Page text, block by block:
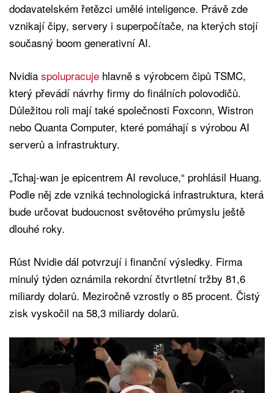
dodavatelském řetězci umělé inteligence. Právě zde
vznikají čipy, servery i superpočítače, na kterých stojí
současný boom generativní AI.
Nvidia spolupracuje hlavně s výrobcem čipů TSMC,
který převádí návrhy firmy do finálních polovodičů.
Důležitou roli mají také společnosti Foxconn, Wistron
nebo Quanta Computer, které pomáhají s výrobou AI
serverů a infrastruktury.
„Tchaj-wan je epicentrem AI revoluce,“ prohlásil Huang.
Podle něj zde vzniká technologická infrastruktura, která
bude určovat budoucnost světového průmyslu ještě
dlouhé roky.
Růst Nvidie dál potvrzují i finanční výsledky. Firma
minulý týden oznámila rekordní čtvrtletní tržby 81,6
miliardy dolarů. Meziročně vzrostly o 85 procent. Čistý
zisk vyskočil na 58,3 miliardy dolarů.